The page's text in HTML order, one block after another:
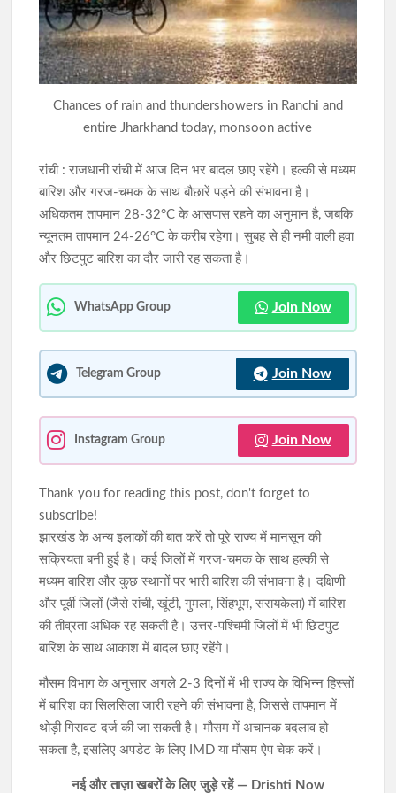
जेपीएससी अभ्यर्थियों के समर्थन में उतरी लोजपा (रामविलास), बीरेन्द्र प्रधान
ने की CBI जांच की मांग
महुआ और 35 लीटर महुआ शराब नष्ट
Chances of rain and thundershowers in Ranchi and
entire Jharkhand today, monsoon active
रांची : राजधानी रांची में आज दिन भर बादल छाए रहेंगे। हल्की से मध्यम
बारिश और गरज-चमक के साथ बौछारें पड़ने की संभावना है।
अधिकतम तापमान 28-32°C के आसपास रहने का अनुमान है, जबकि
न्यूनतम तापमान 24-26°C के करीब रहेगा। सुबह से ही नमी वाली हवा
और छिटपुट बारिश का दौर जारी रह सकता है।
WhatsApp Group Join Now
Telegram Group Join Now
Instagram Group Join Now
Thank you for reading this post, don't forget to
subscribe!
झारखंड के अन्य इलाकों की बात करें तो पूरे राज्य में मानसून की
सक्रियता बनी हुई है। कई जिलों में गरज-चमक के साथ हल्की से
मध्यम बारिश और कुछ स्थानों पर भारी बारिश की संभावना है। दक्षिणी
और पूर्वी जिलों (जैसे रांची, खूंटी, गुमला, सिंहभूम, सरायकेला) में बारिश
की तीव्रता अधिक रह सकती है। उत्तर-पश्चिमी जिलों में भी छिटपुट
बारिश के साथ आकाश में बादल छाए रहेंगे।
मौसम विभाग के अनुसार अगले 2-3 दिनों में भी राज्य के विभिन्न हिस्सों
में बारिश का सिलसिला जारी रहने की संभावना है, जिससे तापमान में
थोड़ी गिरावट दर्ज की जा सकती है। मौसम में अचानक बदलाव हो
सकता है, इसलिए अपडेट के लिए IMD या मौसम ऐप चेक करें।
नई और ताज़ा खबरों के लिए जुड़े रहें — Drishti Now